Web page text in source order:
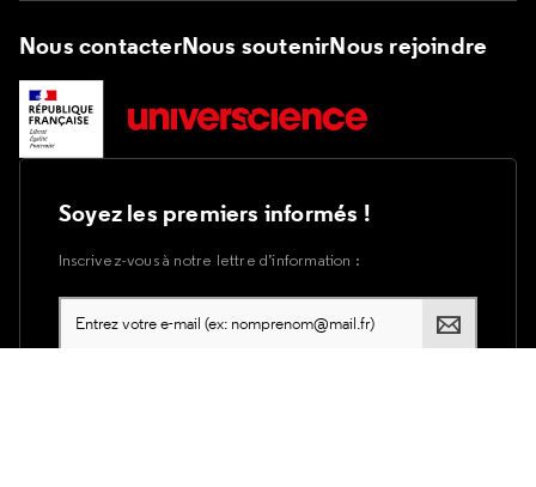
Nous contacterNous soutenirNous rejoindre
Soyez les premiers informés !
Inscrivez-vous à notre lettre d’information :